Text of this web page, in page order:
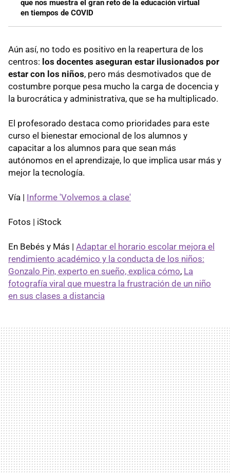
que nos muestra el gran reto de la educación virtual
en tiempos de COVID
Aún así, no todo es positivo en la reapertura de los
centros: los docentes aseguran estar ilusionados por
estar con los niños, pero más desmotivados que de
costumbre porque pesa mucho la carga de docencia y
la burocrática y administrativa, que se ha multiplicado.
El profesorado destaca como prioridades para este
curso el bienestar emocional de los alumnos y
capacitar a los alumnos para que sean más
autónomos en el aprendizaje, lo que implica usar más y
mejor la tecnología.
Vía | Informe 'Volvemos a clase'
Fotos | iStock
En Bebés y Más | Adaptar el horario escolar mejora el
rendimiento académico y la conducta de los niños:
Gonzalo Pin, experto en sueño, explica cómo, La
fotografía viral que muestra la frustración de un niño
en sus clases a distancia